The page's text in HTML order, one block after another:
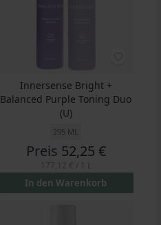
Innersense Bright +
Balanced Purple Toning Duo
(U)
295 ML
Preis 52,25 €
In den Warenkorb